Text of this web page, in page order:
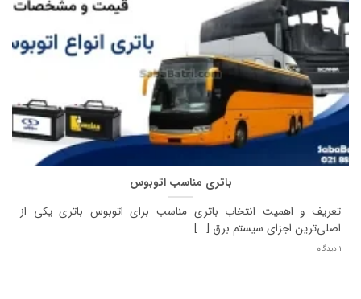
باتری مناسب اتوبوس
تعریف و اهمیت انتخاب باتری مناسب برای اتوبوس باتری یکی از
اصلی‌ترین اجزای سیستم برق [...]
1 دیدگاه